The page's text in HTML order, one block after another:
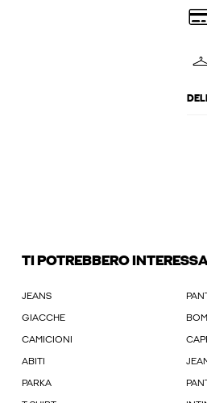
TI POTREBBERO
JEANS
GIACCHE
CAMICIONI
ABITI
PARKA